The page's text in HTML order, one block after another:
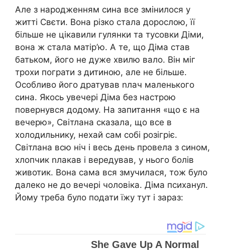
Але з народженням сина все змінилося у
житті Свєти. Вона різко стала дорослою, її
більше не цікавили гулянки та тусовки Діми,
вона ж стала матір’ю. А те, що Діма став
батьком, його не дуже хвилю вало. Він міг
трохи пограти з дитиною, але не більше.
Особливо його дратував nлач маленького
сина. Якось увечері Діма без настрою
повернувся додому. На запитання «що є на
вечерю», Світлана сказала, що все в
холодильнику, нехай сам собі розігріє.
Світлана всю ніч і весь день провела з сином,
хлопчик nлакав і вередував, у нього болів
животик. Вона сама вся змучилася, тож було
далеко не до вечері чоловіка. Діма психанул.
Йому треба було подати їжу тут і зараз: